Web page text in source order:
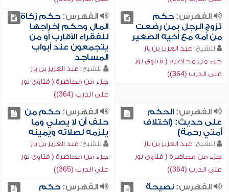
الفهرس:حكم
تزوج الرجل بمن رضعت
من أمه مع أخيه الصغير
للشيخ: عبد العزيز بن باز
جزء من محاضرة ( فتاوى نور
على الدرب (364))
الفهرس:حكم زكاة
المال وحكم إخراجها
للفقراء الأقارب أو من
يتجمعون عند أبواب
المساجد
للشيخ: عبد العزيز بن باز
جزء من محاضرة ( فتاوى نور
على الدرب (364))
الفهرس:الحكم
على حديث: (اختلاف
أمتي رحمة)
للشيخ: عبد العزيز بن باز
جزء من محاضرة ( فتاوى نور
على الدرب (364))
الفهرس:حكم من
حلف أن لا يصلي وما
يلزمه لصلاته ويمينه
للشيخ: عبد العزيز بن باز
جزء من محاضرة ( فتاوى نور
على الدرب (365))
الفهرس:نصيحة
الفهرس:حكم